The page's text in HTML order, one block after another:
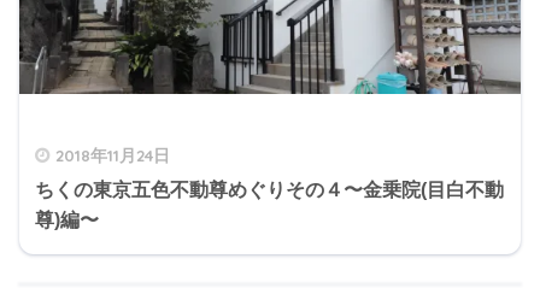
2018年11月24日
ちくの東京五色不動尊めぐりその４〜金乗院(目白不動
尊)編〜